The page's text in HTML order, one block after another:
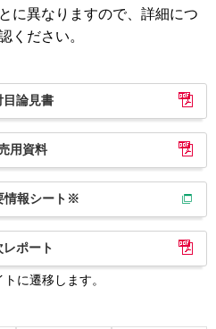
に異なりますので、詳細につ
ください。
目論見書
用資料
情報シート※
レポート
に遷移します。